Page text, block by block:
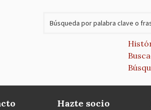
Hazte socio